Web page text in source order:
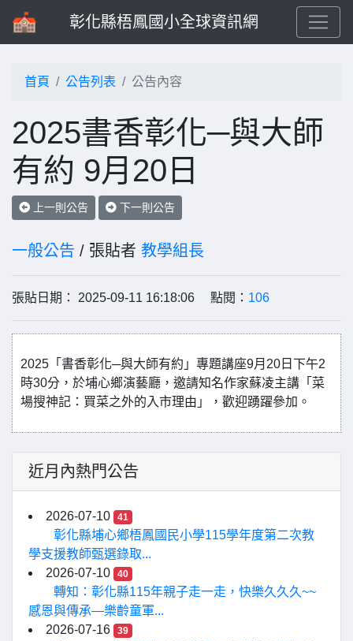
彰化縣梧鳳國小全球資訊網
首頁 公告列表 公告內容
2025書香彰化─與大師
有約 9月20日
上一則公告 下一則公告
一般公告 / 張貼者 教學組長
張貼日期： 2025-09-11 16:18:06 點閱： 106
2025「書香彰化─與大師有約」專題講座9月20日下午2
時30分，於埔心鄉演藝廳，邀請知名作家蘇凌主講「菜
場搜神記：買菜之外的入市理由」，歡迎踴躍參加。
近月內熱門公告
2026-07-10 41
彰化縣埔心鄉梧鳳國民小學115學年度第二次教
學支援教師甄選錄取...
2026-07-10
40
轉知：彰化縣115年親子走一走，快樂久久久~~
感恩與傳承—樂齡童軍...
2026-07-16
39